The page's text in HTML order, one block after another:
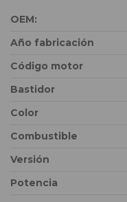
OEM:
Año fabricación
Código motor
Bastidor
Color
Combustible
Versión
Potencia